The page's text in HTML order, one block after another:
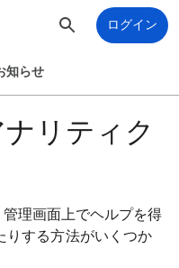
ログイン
知らせ
リティク
理画面上でヘルプを得
りする方法がいくつか